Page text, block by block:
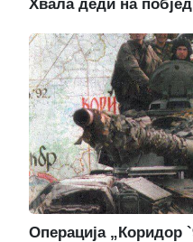
Хвала деди на
Операција „Коридор